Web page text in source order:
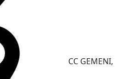
CC GEMENI,